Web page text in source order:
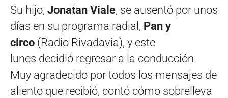
Su hijo, Jonatan Viale, se ausentó por unos
días en su programa radial, Pan y
circo (Radio Rivadavia), y este
lunes decidió regresar a la conducción.
Muy agradecido por todos los mensajes de
aliento que recibió, contó cómo sobrelleva